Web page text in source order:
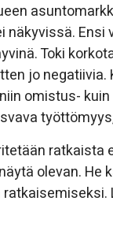
Toki
jo
omistus-
olevan. He